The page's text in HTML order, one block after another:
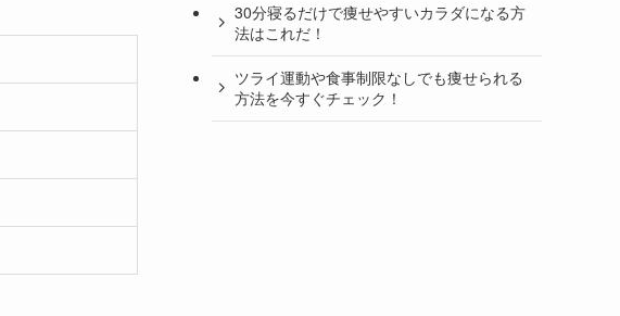
30分寝るだけで痩せやすいカラダになる方
法はこれだ！
ツライ運動や食事制限なしでも痩せられる
方法を今すぐチェック！